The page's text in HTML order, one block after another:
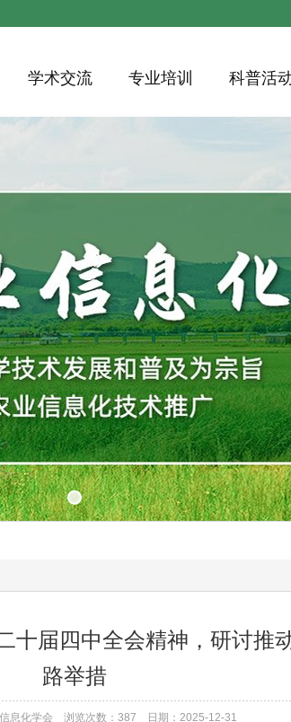
学术交流 专业培训 科普活
十届四中全会精神，研讨推
路举措
信息化学会 浏览次数：387 日期：2025-12-31